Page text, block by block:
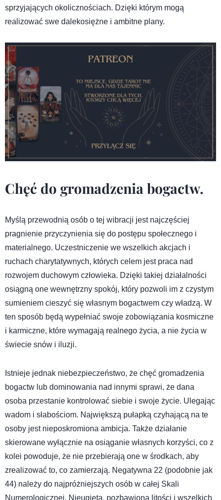
sprzyjających okolicznościach. Dzięki którym mogą
realizować swe dalekosiężne i ambitne plany.
Chęć do gromadzenia bogactw.
Myślą przewodnią osób o tej wibracji jest najczęściej
pragnienie przyczynienia się do postępu społecznego i
materialnego. Uczestniczenie we wszelkich akcjach i
ruchach charytatywnych, których celem jest praca nad
rozwojem duchowym człowieka. Dzięki takiej działalności
osiągną one wewnętrzny spokój, który pozwoli im z czystym
sumieniem cieszyć się własnym bogactwem czy władzą. W
ten sposób będą wypełniać swoje zobowiązania kosmiczne
i karmiczne, które wymagają realnego życia, a nie życia w
świecie snów i iluzji.
Istnieje jednak niebezpieczeństwo, że chęć gromadzenia
bogactw lub dominowania nad innymi sprawi, że dana
osoba przestanie kontrolować siebie i swoje życie. Ulegając
wadom i słabościom. Największą pułapką czyhającą na te
osoby jest nieposkromiona ambicja. Także działanie
skierowane wyłącznie na osiąganie własnych korzyści, co z
kolei powoduje, że nie przebierają one w środkach, aby
zrealizować to, co zamierzają. Negatywna 22 (podobnie jak
44) należy do najpróżniejszych osób w całej Skali
Numerologicznej. Nieugięta, pozbawiona litości i wszelkich